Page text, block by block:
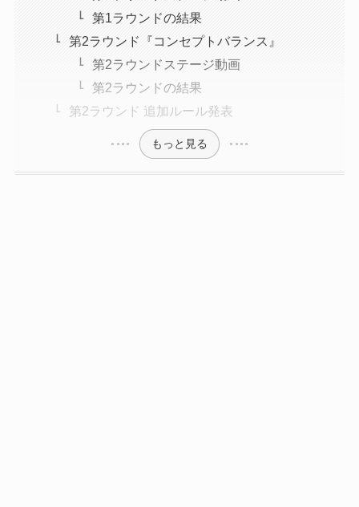
第1ラウンドの結果
第2ラウンド『コンセプトバランス』
第2ラウンドステージ動画
第2ラウンドの結果
第2ラウンド 追加ルール発表
もっと見る